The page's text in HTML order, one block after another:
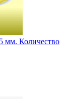
мм. Количество